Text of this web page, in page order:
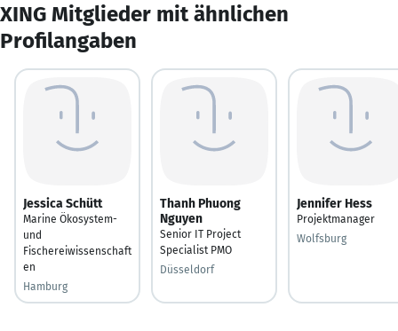
XING Mitglieder mit ähnlichen
Profilangaben
Jessica Schütt
Marine Ökosystem-
und
Fischereiwissenschaft
en
Hamburg
Thanh Phuong
Nguyen
Senior IT Project
Specialist PMO
Düsseldorf
Jennifer Hess
Projektmanager
Wolfsburg